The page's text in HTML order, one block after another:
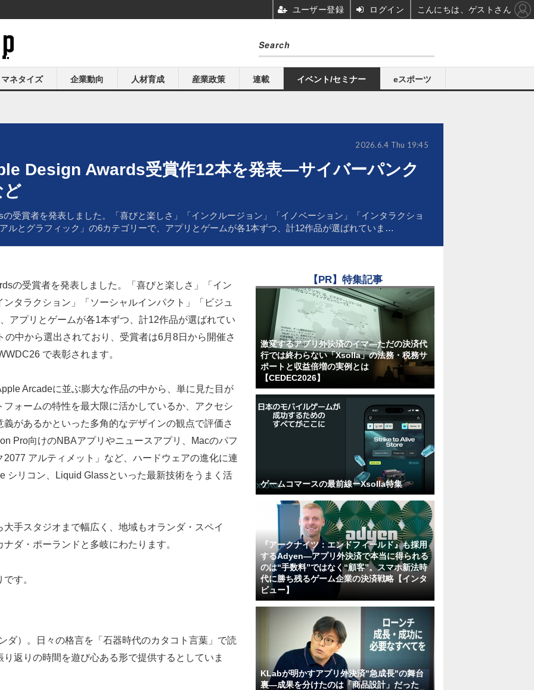
マネタイズ 企業動向 人材育成 産業政策 連載 イベント/セミナー eスポーツ
Design Awards受賞作12本を発表―サイバーパンク
ど
受賞者を発表しました。「喜びと楽しさ」「インクルージョン」「イノベーション」「インタラクショ
ルとグラフィック」の6カテゴリーで、アプリとゲームが各1本ずつ、計12作品が選ばれていま…
2026.6.4 Thu 19:45
の受賞者を発表しました。「喜びと楽しさ」「イン
タラクション」「ソーシャルインパクト」「ビジュ
アプリとゲームが各1本ずつ、計12作品が選ばれてい
中から選出されており、受賞者は6月8日から開催さ
で表彰されます。
Arcadeに並ぶ膨大な作品の中から、単に見た目が
ォームの特性を最大限に活かしているか、アクセシ
があるかといった多角的なデザインの観点で評価さ
Pro向けのNBAアプリやニュースアプリ、Macのパフ
アルティメット」など、ハードウェアの進化に連
シリコン、Liquid Glassといった最新技術をうまく活
手スタジオまで幅広く、地域もオランダ・スペイ
ダ・ポーランドと多岐にわたります。
す。
ダ）。日々の格言を「石器時代のカタコト言葉」で読
返りの時間を遊び心ある形で提供するとしていま
【PR】特集記事
激変するアプリ外決済のイマ―ただの決済代
行では終わらない「Xsolla」の法務・税務サ
ポートと収益倍増の実例とは
【CEDEC2026】
ゲームコマースの最前線ーXsolla特集
『アークナイツ：エンドフィールド』も採用
するAdyen―アプリ外決済で本当に得られる
のは“手数料”ではなく“顧客”。スマホ新法時
代に勝ち残るゲーム企業の決済戦略【インタ
ビュー】
KLabが明かすアプリ外決済"急成長"の舞台
裏―成果を分けたのは「商品設計」だった
ユーザー登録 ログイン こんにちは、ゲストさん